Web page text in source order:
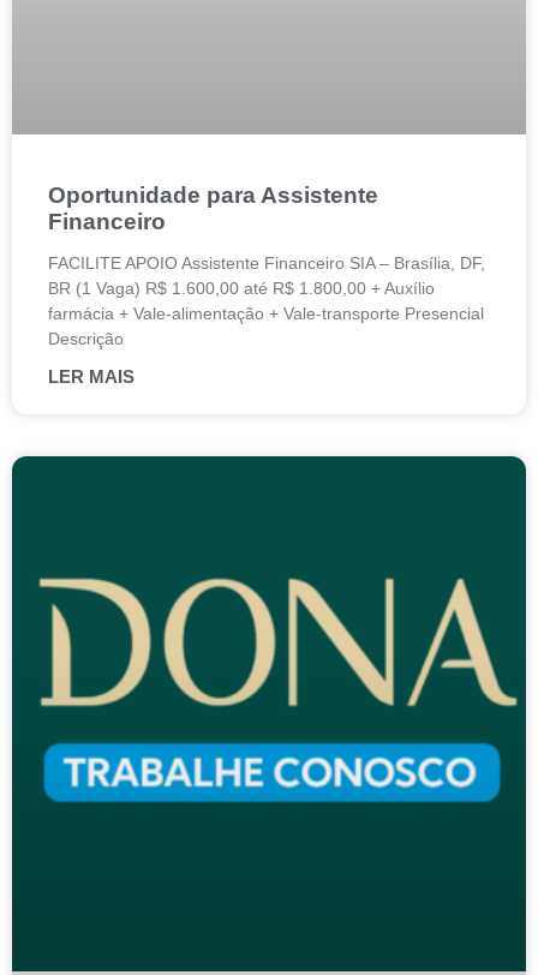
Oportunidade para Assistente
Financeiro
FACILITE APOIO Assistente Financeiro SIA – Brasília, DF,
BR (1 Vaga) R$ 1.600,00 até R$ 1.800,00 + Auxílio
farmácia + Vale-alimentação + Vale-transporte Presencial
Descrição
LER MAIS